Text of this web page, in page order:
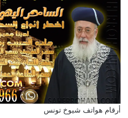
أرقام هواتف شيوخ تونس